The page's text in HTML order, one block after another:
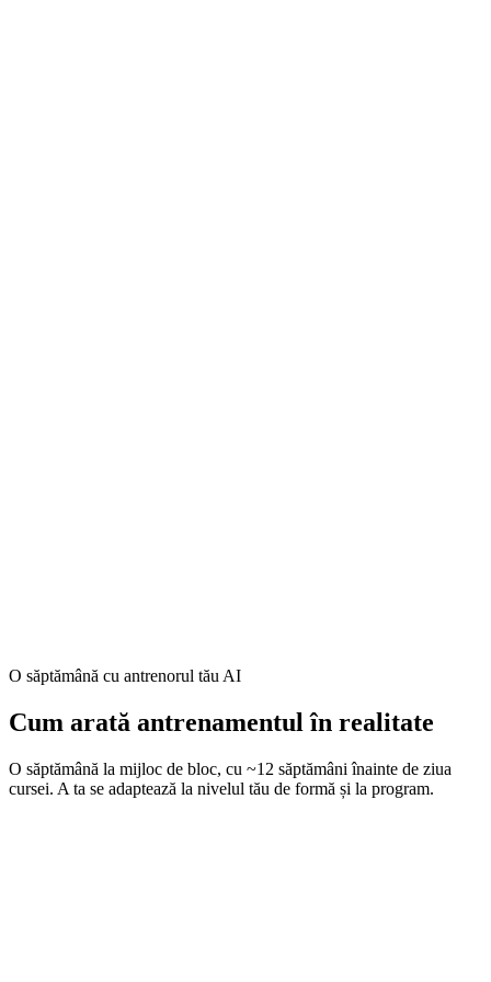
O săptămână cu antrenorul tău AI
Cum arată antrenamentul în realitate
O săptămână la mijloc de bloc, cu ~12 săptămâni înainte de ziua
cursei. A ta se adaptează la nivelul tău de formă și la program.